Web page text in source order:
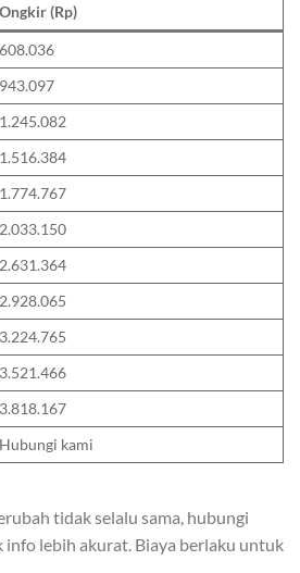
Ongkir (Rp)
608.036
943.097
1.245.082
1.516.384
1.774.767
2.033.150
2.631.364
2.928.065
3.224.765
3.521.466
3.818.167
Hubungi kami
tidak selalu sama, hubungi
info lebih akurat. Biaya berlaku untuk